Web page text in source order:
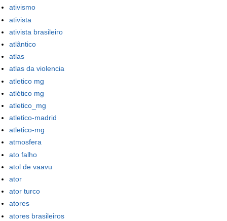
ativismo
ativista
ativista brasileiro
atlântico
atlas
atlas da violencia
atletico mg
atlético mg
atletico_mg
atletico-madrid
atletico-mg
atmosfera
ato falho
atol de vaavu
ator
ator turco
atores
atores brasileiros